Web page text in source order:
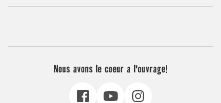
Nous avons le coeur a l'ouvrage!